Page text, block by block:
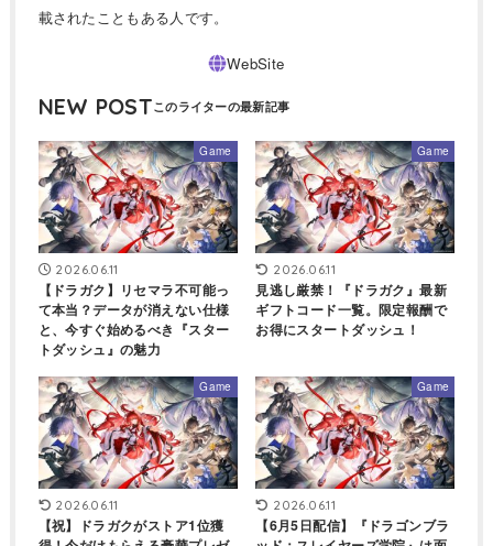
載されたこともある人です。
NEW POST
Game
2026.06.11
【ドラガク】リセマラ不可能っ
て本当？データが消えない仕様
と、今すぐ始めるべき『スター
トダッシュ』の魅力
Game
2026.06.11
見逃し厳禁！『ドラガク』最新
ギフトコード一覧。限定報酬で
お得にスタートダッシュ！
Game
2026.06.11
【祝】ドラガクがストア1位獲
Game
2026.06.11
【6月5日配信】『ドラゴンブラ